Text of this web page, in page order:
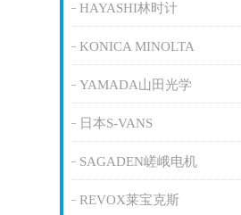
HAYASHI林时计
KONICA MINOLTA
YAMADA山田光学
日本S-VANS
SAGADEN嵯峨电机
REVOX莱宝克斯